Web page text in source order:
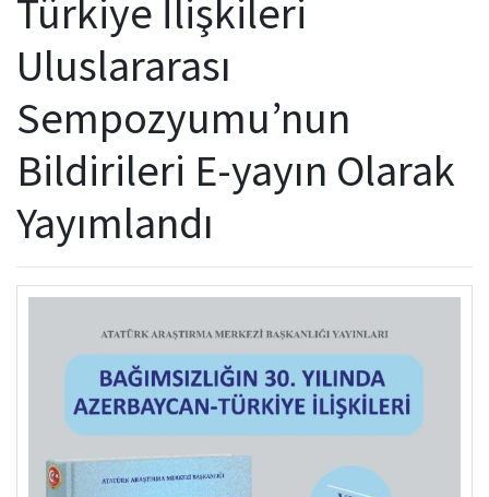
Türkiye İlişkileri
Uluslararası
Sempozyumu’nun
Bildirileri E-yayın Olarak
Yayımlandı
Kamu Hizmet Standartları
Uluslararası Yayıncılık
Ödüller
Başvurular